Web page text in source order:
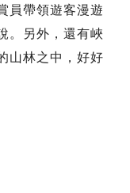
員帶領遊客漫遊
。另外，還有峽
山林之中，好好